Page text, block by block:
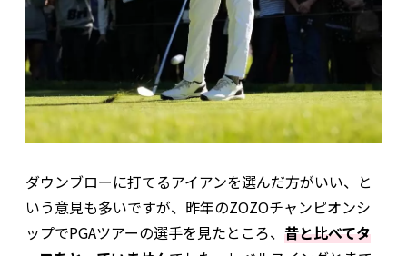
ダウンブローに打てるアイアンを選んだ方がいい、と
いう意見も多いですが、昨年のZOZOチャンピオンシ
ップでPGAツアーの選手を見たところ、 昔と比べてタ